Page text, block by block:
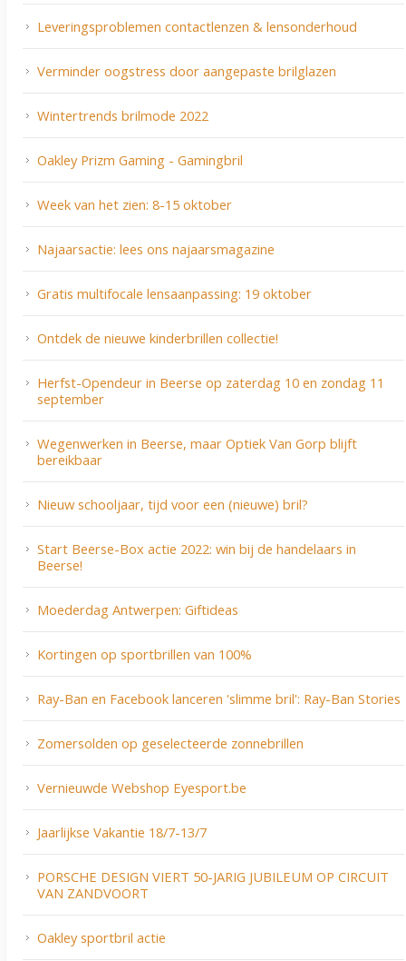
Leveringsproblemen contactlenzen & lensonderhoud
Verminder oogstress door aangepaste brilglazen
Wintertrends brilmode 2022
Oakley Prizm Gaming - Gamingbril
Week van het zien: 8-15 oktober
Najaarsactie: lees ons najaarsmagazine
Gratis multifocale lensaanpassing: 19 oktober
Ontdek de nieuwe kinderbrillen collectie!
Herfst-Opendeur in Beerse op zaterdag 10 en zondag 11
september
Wegenwerken in Beerse, maar Optiek Van Gorp blijft
bereikbaar
Nieuw schooljaar, tijd voor een (nieuwe) bril?
Start Beerse-Box actie 2022: win bij de handelaars in
Beerse!
Moederdag Antwerpen: Giftideas
Kortingen op sportbrillen van 100%
Ray-Ban en Facebook lanceren 'slimme bril': Ray-Ban Stories
Zomersolden op geselecteerde zonnebrillen
Vernieuwde Webshop Eyesport.be
Jaarlijkse Vakantie 18/7-13/7
PORSCHE DESIGN VIERT 50-JARIG JUBILEUM OP CIRCUIT
VAN ZANDVOORT
Oakley sportbril actie